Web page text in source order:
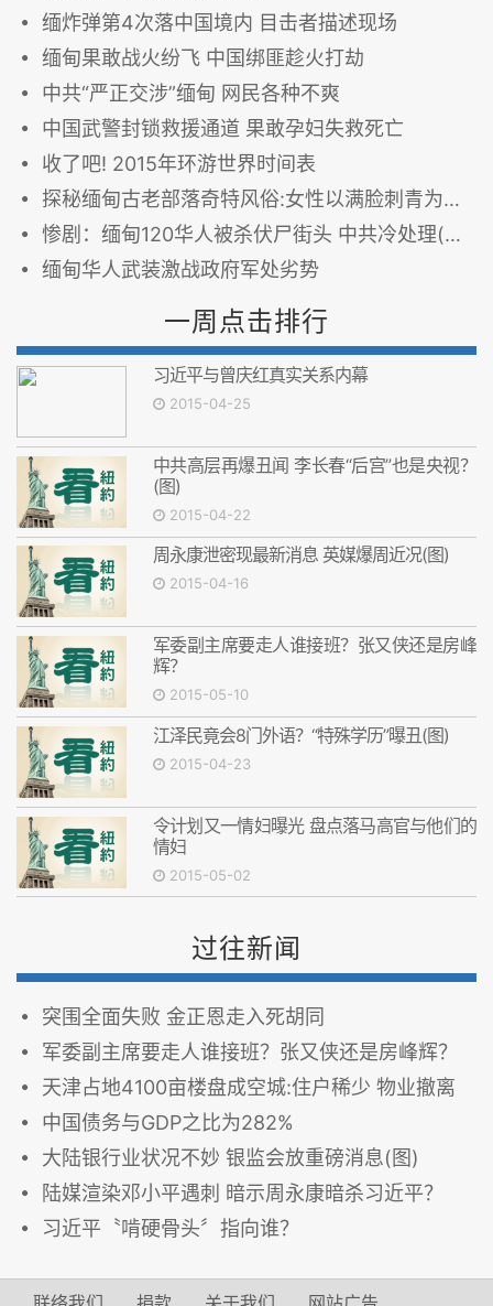
缅炸弹第4次落中国境内 目击者描述现场
缅甸果敢战火纷飞 中国绑匪趁火打劫
中共“严正交涉”缅甸 网民各种不爽
中国武警封锁救援通道 果敢孕妇失救死亡
收了吧! 2015年环游世界时间表
探秘缅甸古老部落奇特风俗:女性以满脸刺青为美(高清组图)
惨剧：缅甸120华人被杀伏尸街头 中共冷处理(图/慎入)
缅甸华人武装激战政府军处劣势
一周点击排行
习近平与曾庆红真实关系内幕
2015-04-25
中共高层再爆丑闻 李长春“后宫”也是央视？
(图)
2015-04-22
周永康泄密现最新消息 英媒爆周近况(图)
2015-04-16
军委副主席要走人谁接班？张又侠还是房峰
辉？
2015-05-10
江泽民竟会8门外语？“特殊学历”曝丑(图)
2015-04-23
令计划又一情妇曝光 盘点落马高官与他们的
情妇
2015-05-02
过往新闻
突围全面失败 金正恩走入死胡同
军委副主席要走人谁接班？张又侠还是房峰辉？
天津占地4100亩楼盘成空城:住户稀少 物业撤离
中国债务与GDP之比为282%
大陆银行业状况不妙 银监会放重磅消息(图)
陆媒渲染邓小平遇刺 暗示周永康暗杀习近平？
习近平〝啃硬骨头〞指向谁？